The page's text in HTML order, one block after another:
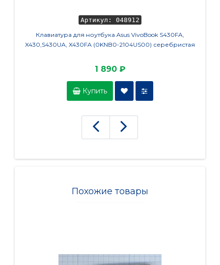
Артикул: 048912
Клавиатура для ноутбука Asus VivoBook S430FA,
X430,S430UA, X430FA (0KNB0-2104US00) серебристая
1 890 ₽
Купить
Похожие товары